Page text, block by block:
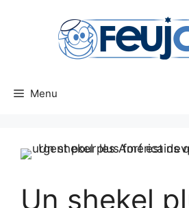
Menu
Un shekel